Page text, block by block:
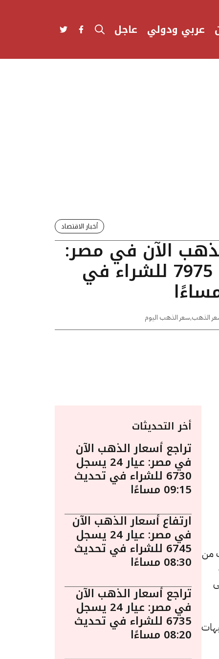
عربي ودولي عاجل
أخبار الاقتصاد
الآن في مصر:
عيار 24 يسجل 7975 للشراء في
الذهب,سعر الذهب اليوم
يُعد الذهب من
و7975 جنيهًا للشراء، بانخفاض قدره 15 جنيهات
أخر التحديثات
تراجع أسعار الذهب الآن
في مصر: عيار 24 يسجل
6730 للشراء في تحديث
09:15 مساءًا
ارتفاع أسعار الذهب الآن
في مصر: عيار 24 يسجل
6745 للشراء في تحديث
08:30 مساءًا
تراجع أسعار الذهب الآن
في مصر: عيار 24 يسجل
6735 للشراء في تحديث
08:20 مساءًا